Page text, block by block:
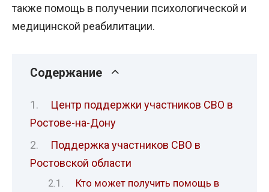
также помощь в получении психологической и
медицинской реабилитации.
Содержание
Центр поддержки участников СВО в
Ростове-на-Дону
Поддержка участников СВО в
Ростовской области
Кто может получить помощь в